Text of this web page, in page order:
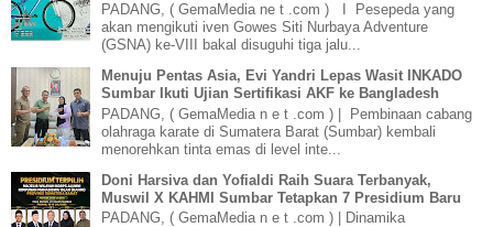
PADANG, ( GemaMedia ne t .com ) I Pesepeda yang
akan mengikuti iven Gowes Siti Nurbaya Adventure
(GSNA) ke-VIII bakal disuguhi tiga jalu...
Menuju Pentas Asia, Evi Yandri Lepas Wasit INKADO
Sumbar Ikuti Ujian Sertifikasi AKF ke Bangladesh
PADANG, ( GemaMedia n e t .com ) | Pembinaan cabang
olahraga karate di Sumatera Barat (Sumbar) kembali
menorehkan tinta emas di level inte...
Doni Harsiva dan Yofialdi Raih Suara Terbanyak,
Muswil X KAHMI Sumbar Tetapkan 7 Presidium Baru
PADANG, ( GemaMedia n e t .com ) | Dinamika